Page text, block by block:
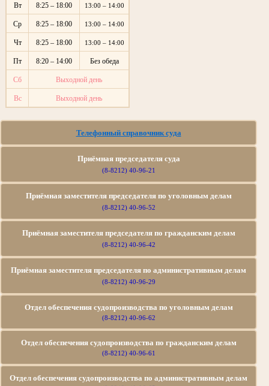
Вт 8:25 – 18:00 13:00 – 14:00
Ср 8:25 – 18:00 13:00 – 14:00
Чт 8:25 – 18:00 13:00 – 14:00
Пт 8:20 – 14:00 Без обеда
Сб Выходной день
Вс Выходной день
Телефонный справочник суда
Приёмная председателя суда
(8-8212) 40-96-21
Приёмная заместителя председателя по уголовным делам
(8-8212) 40-96-52
Приёмная заместителя председателя по гражданским делам
(8-8212) 40-96-42
Приёмная заместителя председателя по административным делам
(8-8212) 40-96-29
Отдел обеспечения судопроизводства по уголовным делам
(8-8212) 40-96-62
Отдел обеспечения судопроизводства по гражданским делам
(8-8212) 40-96-61
Отдел обеспечения судопроизводства по административным делам